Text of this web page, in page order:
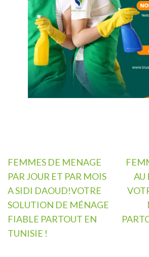
Navigation
de
l’article
FEMMES DE MENAGE
PAR JOUR ET PAR MOIS
A SIDI DAOUD!VOTRE
SOLUTION DE MÉNAGE
FIABLE PARTOUT EN
TUNISIE !
AU